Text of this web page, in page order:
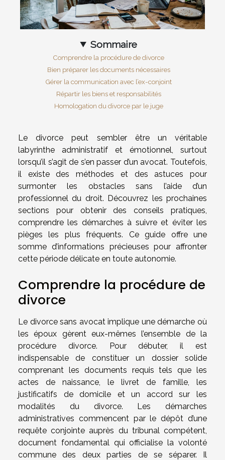
Sommaire
Comprendre la procédure de divorce
Bien préparer les documents nécessaires
Gérer la communication avec l’ex-conjoint
Répartir les biens et responsabilités
Homologation du divorce par le juge
Le divorce peut sembler être un véritable
labyrinthe administratif et émotionnel, surtout
lorsqu’il s’agit de s’en passer d’un avocat. Toutefois,
il existe des méthodes et des astuces pour
surmonter les obstacles sans l’aide d’un
professionnel du droit. Découvrez les prochaines
sections pour obtenir des conseils pratiques,
comprendre les démarches à suivre et éviter les
pièges les plus fréquents. Ce guide offre une
somme d’informations précieuses pour affronter
cette période délicate en toute autonomie.
Comprendre la procédure de
divorce
Le divorce sans avocat implique une démarche où
les époux gèrent eux-mêmes l’ensemble de la
procédure divorce. Pour débuter, il est
indispensable de constituer un dossier solide
comprenant les documents requis tels que les
actes de naissance, le livret de famille, les
justificatifs de domicile et un accord sur les
modalités du divorce. Les démarches
administratives commencent par le dépôt d’une
requête conjointe auprès du tribunal compétent,
document fondamental qui officialise la volonté
commune des deux parties de se séparer. Il